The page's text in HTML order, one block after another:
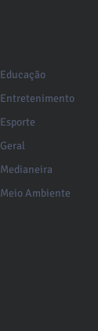
Educação
Entretenimento
Esporte
Geral
Medianeira
Meio Ambiente